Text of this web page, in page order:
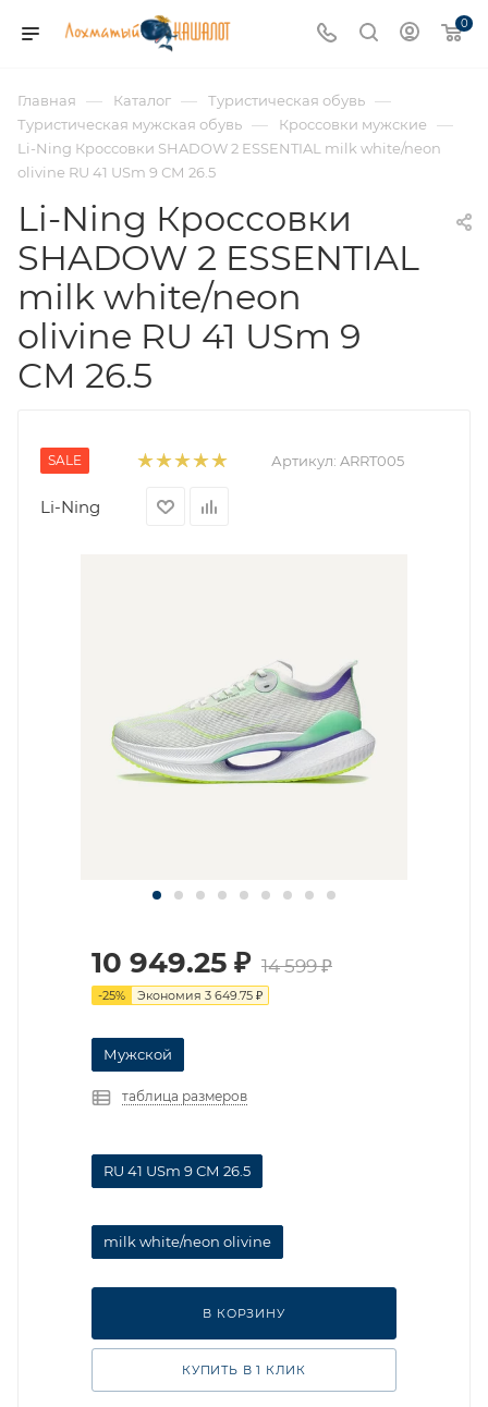
0
Главная — Каталог — Туристическая обувь —
Туристическая мужская обувь — Кроссовки мужские —
Li-Ning Кроссовки SHADOW 2 ESSENTIAL milk white/neon
olivine RU 41 USm 9 СМ 26.5
Li-Ning Кроссовки
SHADOW 2 ESSENTIAL
milk white/neon
olivine RU 41 USm 9
СМ 26.5
SALE Артикул: ARRT005
Li-Ning
10 949.25 ₽ 14 599₽
-25% Экономия 3 649.75 ₽
Мужской
таблица размеров
RU 41 USm 9 СМ 26.5
milk white/neon olivine
В КОРЗИНУ
КУПИТЬ В 1 КЛИК